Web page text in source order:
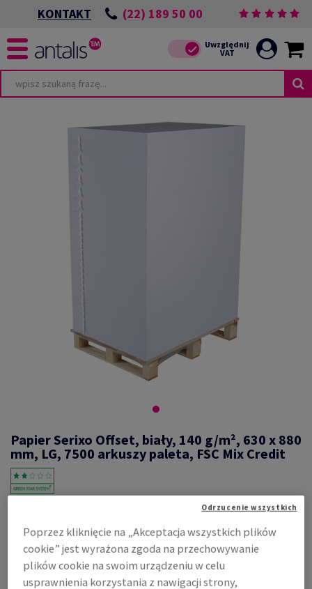
KONTAKT (22) 189 50 00
Papier Serixo Offset, biały, 140 g/m², 630 x 880
mm, LG, 7500 arkuszy paleta, FSC Mix Credit
Serixo, Offset, biały, bezdrzewny ECF, 140g/m2, 630mm x 880mm, LG,
nieryzowane na pal. 7500 ark., flaga co 250 ark., FSC Mix Credit
Zobacz dane techniczne
Poprzez kliknięcie na „Akceptacja wszystkich plików
cookie” jest wyrażona zgoda na przechowywanie
plików cookie na swoim urządzeniu w celu
usprawnienia korzystania z nawigacji strony,
Odrzucenie wszystkich